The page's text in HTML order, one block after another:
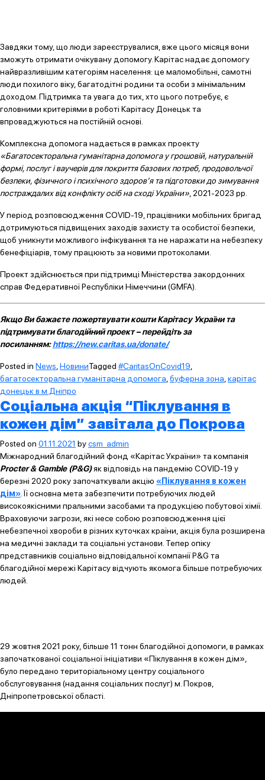
Завдяки тому, що люди зареєструвалися, вже цього місяця вони
зможуть отримати очікувану допомогу. Карітас надає допомогу
найвразливішим категоріям населення: це маломобільні, самотні
люди похилого віку, багатодітні родини та особи з мінімальним
доходом. Підтримка та увага до тих, хто цього потребує, є
головними критеріями в роботі Карітасу Донецьк та
впроваджуються на постійній основі.
Комплексна допомога надається в рамках проекту
«Багатосекторальна гуманітарна допомога у грошовій, натуральній
формі, послуг і ваучерів для покриття базових потреб, продовольчої
безпеки, фізичного і психічного здоров’я та підготовки до зимування
постраждалих від конфлікту осіб на сході України» , 2021-2023 рр.
У період розповсюдження COVID-19, працівники мобільних бригад
дотримуються підвищених заходів захисту та особистої безпеки,
щоб уникнути можливого інфікування та не наражати на небезпеку
бенефіціарів, тому працюють за новими протоколами.
Проект здійснюється при підтримці Міністерства закордонних
справ Федеративної Республіки Німеччини (GMFA).
Якщо Ви бажаєте пожертвувати кошти Карітасу України та
підтримувати благодійний проект – перейдіть за
посиланням:https://new.caritas.ua/donate/
Posted in News НовиниTagged #CaritasOnCovid19
багатосекторальна гуманітарна допомога буферна зона карітас
донецьк в м.Дніпро
Соціальна акція “Піклування в
кожен дім” завітала до Покрова
Posted on 01.11.2021 bycsm_admin
Міжнародний благодійний фонд «Карітас України» та компанія
Procter & Gamble (P&G)як відповідь на пандемію COVID-19 у
березні 2020 року започаткували акцію «Піклування в кожен
дім» . Її основна мета забезпечити потребуючих людей
високоякісними пральними засобами та продукцією побутової хімії.
Враховуючи загрози, які несе собою розповсюдження цієї
небезпечної хвороби в різних куточках країни, акція була розширена
на медичні заклади та соціальні установи. Тепер опіку
представників соціально відповідальної компанії P&G та
благодійної мережі Карітасу відчують якомога більше потребуючих
людей.
29 жовтня 2021 року, більше 11 тонн благодійної допомоги, в рамках
започаткованої соціальної ініціативи «Піклування в кожен дім»,
було передано територіальному центру соціального
обслуговування (надання соціальних послуг) м. Покров,
Дніпропетровської області.